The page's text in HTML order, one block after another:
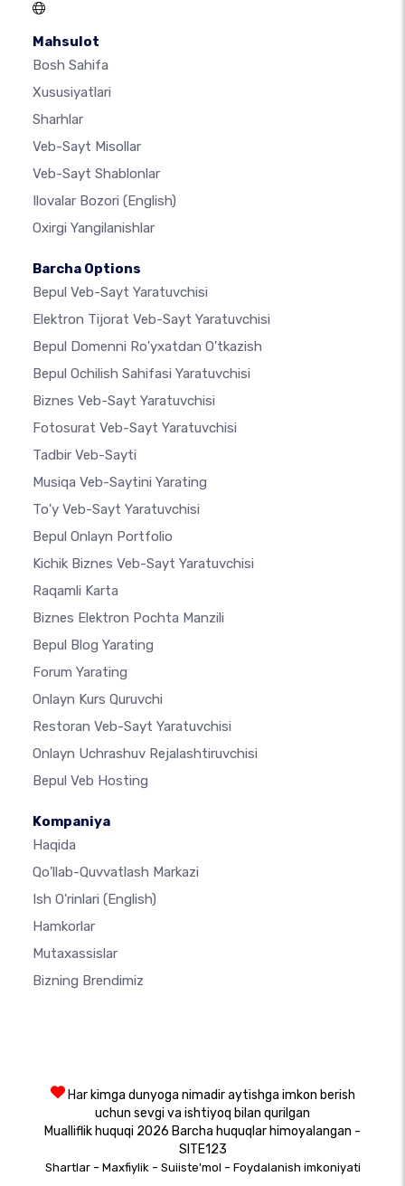
Mahsulot
Bosh Sahifa
Xususiyatlari
Sharhlar
Veb-Sayt Misollar
Veb-Sayt Shablonlar
Ilovalar Bozori (English)
Oxirgi Yangilanishlar
Barcha Options
Bepul Veb-Sayt Yaratuvchisi
Elektron Tijorat Veb-Sayt Yaratuvchisi
Bepul Domenni Ro'yxatdan O'tkazish
Bepul Ochilish Sahifasi Yaratuvchisi
Biznes Veb-Sayt Yaratuvchisi
Fotosurat Veb-Sayt Yaratuvchisi
Tadbir Veb-Sayti
Musiqa Veb-Saytini Yarating
To'y Veb-Sayt Yaratuvchisi
Bepul Onlayn Portfolio
Kichik Biznes Veb-Sayt Yaratuvchisi
Raqamli Karta
Biznes Elektron Pochta Manzili
Bepul Blog Yarating
Forum Yarating
Onlayn Kurs Quruvchi
Restoran Veb-Sayt Yaratuvchisi
Onlayn Uchrashuv Rejalashtiruvchisi
Bepul Veb Hosting
Kompaniya
Haqida
Qo'llab-Quvvatlash Markazi
Ish O'rinlari (English)
Hamkorlar
Mutaxassislar
Bizning Brendimiz
Har kimga dunyoga nimadir aytishga imkon berish
uchun sevgi va ishtiyoq bilan qurilgan
Mualliflik huquqi 2026 Barcha huquqlar himoyalangan -
SITE123
Shartlar- Maxfiylik- Suiiste'mol - Foydalanish imkoniyati